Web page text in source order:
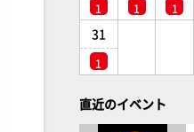
1 1 1
31
1
直近のイベント